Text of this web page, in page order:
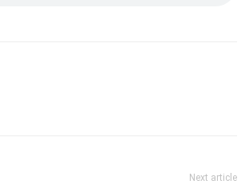
Next article